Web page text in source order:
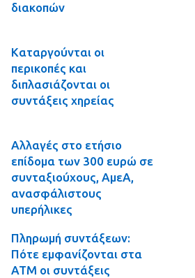
διακοπών
Καταργούνται οι
περικοπές και
διπλασιάζονται οι
συντάξεις χηρείας
Αλλαγές στο ετήσιο
επίδομα των 300 ευρώ σε
συνταξιούχους, ΑμεΑ,
ανασφάλιστους
υπερήλικες
Πληρωμή συντάξεων:
Πότε εμφανίζονται στα
ΑΤΜ οι συντάξεις